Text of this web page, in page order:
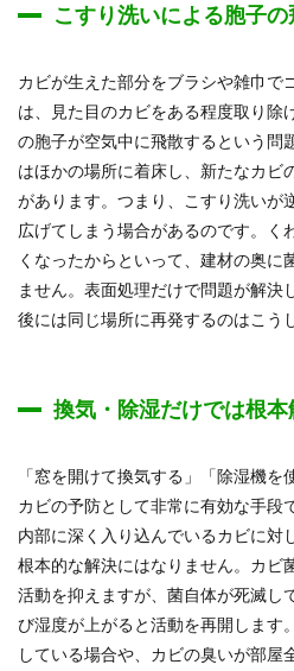
こすり洗いによる胞子の
カビが生えた部分をブラシや雑巾で
は、見た目のカビをある程度取り除
の胞子が空気中に飛散するという問
はほかの場所に着床し、新たなカビ
があります。つまり、こすり洗いが
広げてしまう場合があるのです。く
くなったからといって、建材の奥に
ません。表面処理だけで問題が解決
後には同じ場所に再発するのはこう
換気・除湿だけでは根
「窓を開けて換気する」「除湿機を
カビの予防として非常に有効な手段
内部に深く入り込んでいるカビに対
根本的な解決にはなりません。カビ
活動を抑えますが、菌自体が死滅し
び湿度が上がると活動を再開します
している場合や、カビの臭いが部屋